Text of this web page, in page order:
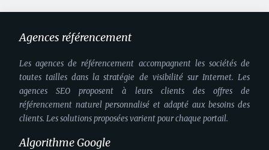
Agences référencement
Les agences de référencement accompagnent les sociétés de
toutes tailles dans la stratégie de visibilité sur Internet. Les
agences SEO proposent à leurs clients des offres de
référencement naturel personnalisé et adapté aux besoins des
clients. Les solutions proposées varient pour chaque portail.
Algorithme Google